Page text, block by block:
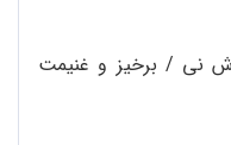
نی / برخیز و غنیمت